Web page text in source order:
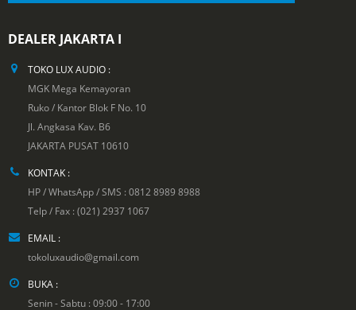
DEALER JAKARTA I
TOKO LUX AUDIO :
MGK Mega Kemayoran
Ruko / Kantor Blok F No. 10
Jl. Angkasa Kav. B6
JAKARTA PUSAT 10610
KONTAK :
HP / WhatsApp / SMS : 0812 8989 8988
Telp / Fax : (021) 2937 1067
EMAIL :
tokoluxaudio@gmail.com
BUKA :
Senin - Sabtu : 09:00 - 17:00